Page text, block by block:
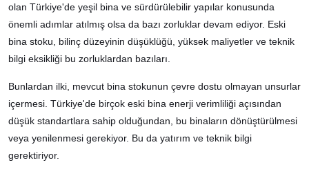
olan Türkiye'de yeşil bina ve sürdürülebilir yapılar konusunda
önemli adımlar atılmış olsa da bazı zorluklar devam ediyor. Eski
bina stoku, bilinç düzeyinin düşüklüğü, yüksek maliyetler ve teknik
bilgi eksikliği bu zorluklardan bazıları.
Bunlardan ilki, mevcut bina stokunun çevre dostu olmayan unsurlar
içermesi. Türkiye'de birçok eski bina enerji verimliliği açısından
düşük standartlara sahip olduğundan, bu binaların dönüştürülmesi
veya yenilenmesi gerekiyor. Bu da yatırım ve teknik bilgi
gerektiriyor.